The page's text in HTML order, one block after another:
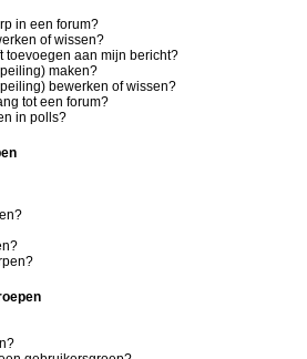
in een forum?
of wissen?
toevoegen aan mijn bericht?
maken?
bewerken of wissen?
tot een forum?
in polls?